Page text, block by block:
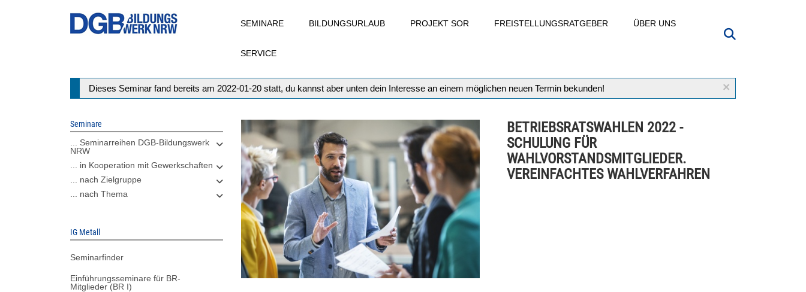
SEMINARE BILDUNGSURLAUB PROJEKT SOR FREISTELLUNGSRATGEBER ÜBER UNS
SERVICE
×
Statusmeldung
Dieses Seminar fand bereits am 2022-01-20 statt, du kannst aber unten dein Interesse an einem möglichen neuen Termin bekunden!
Seminare
... Seminarreihen DGB-Bildungswerk
NRW
... in Kooperation mit Gewerkschaften
... nach Zielgruppe
... nach Thema
IG Metall
Seminarfinder
Einführungsseminare für BR-
Mitglieder (BR I)
BETRIEBSRATSWAHLEN 2022 -
SCHULUNG FÜR
WAHLVORSTANDSMITGLIEDER.
VEREINFACHTES WAHLVERFAHREN